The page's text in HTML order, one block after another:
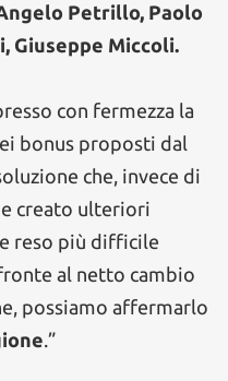
Petrillo, Paolo
Giuseppe Miccoli.
con fermezza la
bonus proposti dal
che, invece di
creato ulteriori
reso più difficile
al netto cambio
possiamo affermarlo
.”